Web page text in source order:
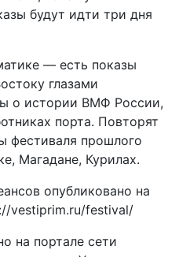
будут идти три дня
— есть показы
глазами
о истории ВМФ России,
порта. Повторят
фестиваля прошлого
Магадане, Курилах.
опубликовано на
vestiprim.ru/festival/
на портале сети